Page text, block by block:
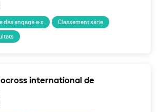
des engagé·e·s Classement série
international de